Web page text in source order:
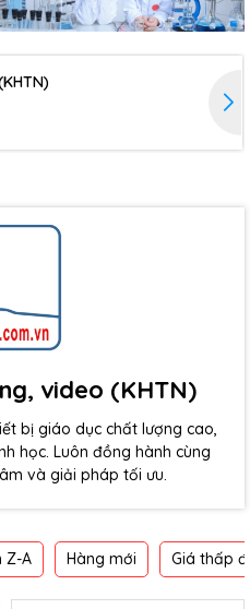
video (KHTN)
bị giáo dục chất lượng cao,
học. Luôn đồng hành cùng
và giải pháp tối ưu.
Z-A Hàng mới Giá thấp